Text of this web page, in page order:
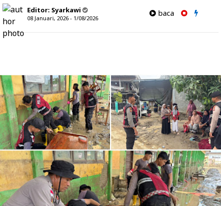
Editor: Syarkawi
08 Januari, 2026 - 1/08/2026
baca